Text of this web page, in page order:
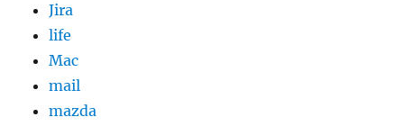
Jira
life
Mac
mail
mazda